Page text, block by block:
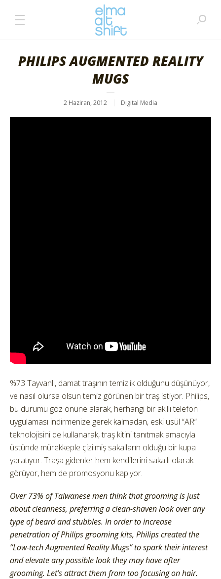
PHILIPS AUGMENTED REALITY
MUGS
2 Haziran, 2012 Digital Media
%73 Tayvanlı, damat traşının temizlik olduğunu düşünüyor,
ve nasıl olursa olsun temiz görünen bir traş istiyor. Philips,
bu durumu göz önüne alarak, herhangi bir akıllı telefon
uygulaması indirmenize gerek kalmadan, eski usül “AR”
teknolojisini de kullanarak, traş kitini tanıtmak amacıyla
üstünde mürekkeple çizilmiş sakalların olduğu bir kupa
yaratıyor. Traşa gidenler hem kendilerini sakallı olarak
görüyor, hem de promosyonu kapıyor.
Over 73% of Taiwanese men think that grooming is just
about cleanness, preferring a clean-shaven look over any
type of beard and stubbles. In order to increase
penetration of Philips grooming kits, Philips created the
“Low-tech Augmented Reality Mugs” to spark their interest
and elevate any possible look they may have after
grooming. Let’s attract them from too focusing on hair.